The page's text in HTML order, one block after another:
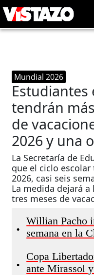
Mundial 2026
Estudiantes
tendrán
de
2026 y una
La Secretaría de
que el ciclo
2026, casi seis
La medida dejará
tres meses de
•
Willian Pacho
semana en la
•
Copa
ante Mirassol